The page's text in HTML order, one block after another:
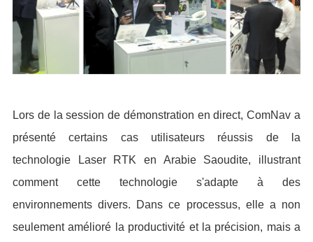
Lors de la session de démonstration en direct, ComNav a
présenté certains cas utilisateurs réussis de la
technologie Laser RTK en Arabie Saoudite, illustrant
comment cette technologie s'adapte à des
environnements divers. Dans ce processus, elle a non
seulement amélioré la productivité et la précision, mais a